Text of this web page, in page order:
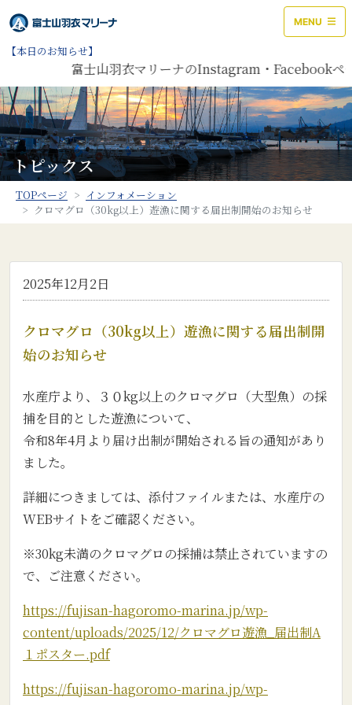
MENU
【本日のお知らせ】
富士山羽衣マリーナのInstagram・Facebookペ
トピックス
TOPページ
インフォメーション
クロマグロ（30kg以上）遊漁に関する届出制開始のお知らせ
2025年12月2日
クロマグロ（30kg以上）遊漁に関する届出制開
始のお知らせ
水産庁より、３０kg以上のクロマグロ（大型魚）の採
捕を目的とした遊漁について、
令和8年4月より届け出制が開始される旨の通知があり
ました。
詳細につきましては、添付ファイルまたは、水産庁の
WEBサイトをご確認ください。
※30kg未満のクロマグロの採捕は禁止されていますの
で、ご注意ください。
https://fujisan-hagoromo-marina.jp/wp-
content/uploads/2025/12/クロマグロ遊漁_届出制A
１ポスター.pdf
https://fujisan-hagoromo-marina.jp/wp-